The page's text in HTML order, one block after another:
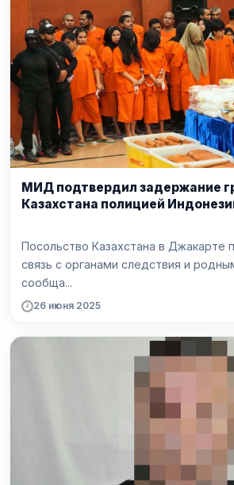
МИД подтвердил задержание
Казахстана полицией
Посольство Казахстана в Джакарте
связь с органами следствия и
сообща...
26 июня 2025